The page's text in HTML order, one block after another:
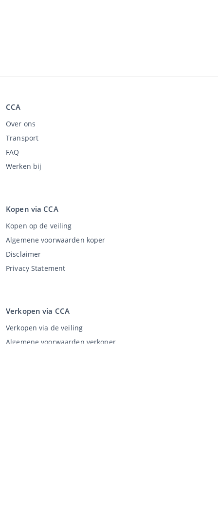
CCA
Over ons
Transport
FAQ
Werken bij
Kopen via CCA
Kopen op de veiling
Algemene voorwaarden koper
Disclaimer
Privacy Statement
Verkopen via CCA
Verkopen via de veiling
Algemene voorwaarden verkoper